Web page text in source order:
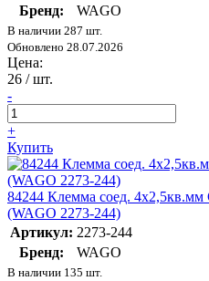
Бренд:
WAGO
В наличии 287 шт.
Обновлено 28.07.2026
Цена:
26 / шт.
-
+
Купить
84244 Клемма соед.
(WAGO 2273-244)
Артикул: 2273-244
Бренд:
WAGO
В наличии 135 шт.